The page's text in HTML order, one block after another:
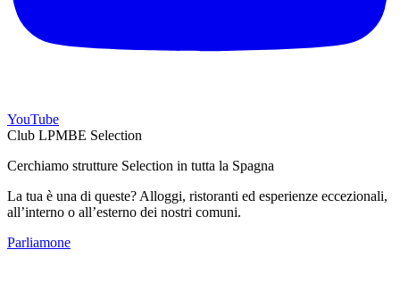
YouTube
Club LPMBE Selection
Cerchiamo strutture Selection in tutta la Spagna
La tua è una di queste? Alloggi, ristoranti ed esperienze eccezionali,
all’interno o all’esterno dei nostri comuni.
Parliamone